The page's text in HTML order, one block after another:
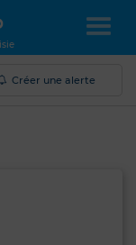
Créer une alerte